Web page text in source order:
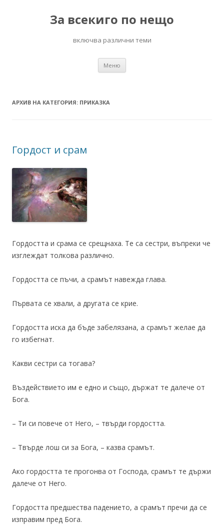
За всекиго по нещо
включва различни теми
Меню
АРХИВ НА КАТЕГОРИЯ: ПРИКАЗКА
Гордост и срам
Гордостта и срама се срещнаха. Те са сестри, въпреки че
изглеждат толкова различно.
Гордостта се пъчи, а срамът навежда глава.
Първата се хвали, а другата се крие.
Гордостта иска да бъде забелязана, а срамът желае да
го избегнат.
Какви сестри са тогава?
Въздействието им е едно и също, държат те далече от
Бога.
– Ти си повече от Него, – твърди гордостта.
– Твърде лош си за Бога, – казва срамът.
Ако гордостта те прогонва от Господа, срамът те държи
далече от Него.
Гордостта предшества падението, а срамът пречи да се
изправим пред Бога.